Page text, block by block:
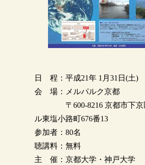
日 程：平成21年 1月31日(土)
会 場：メルパルク京都
〒600-8216 京都市下京
ル東塩小路町676番13
参加者：80名
聴講料：無料
主 催：京都大学・神戸大学